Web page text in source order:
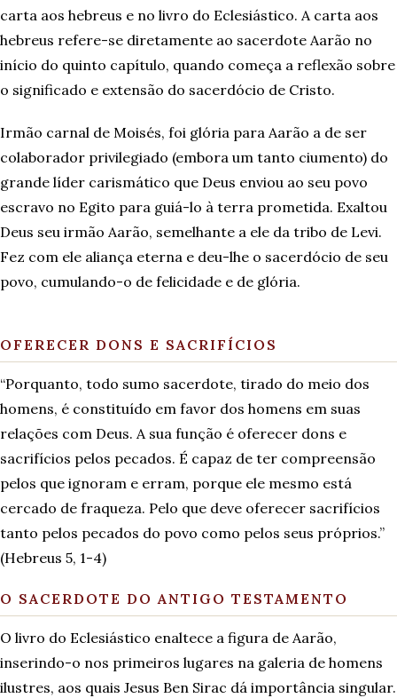
carta aos hebreus e no livro do Eclesiástico. A carta aos
hebreus refere-se diretamente ao sacerdote Aarão no
início do quinto capítulo, quando começa a reflexão sobre
o significado e extensão do sacerdócio de Cristo.
Irmão carnal de Moisés, foi glória para Aarão a de ser
colaborador privilegiado (embora um tanto ciumento) do
grande líder carismático que Deus enviou ao seu povo
escravo no Egito para guiá-lo à terra prometida. Exaltou
Deus seu irmão Aarão, semelhante a ele da tribo de Levi.
Fez com ele aliança eterna e deu-lhe o sacerdócio de seu
povo, cumulando-o de felicidade e de glória.
OFERECER DONS E SACRIFÍCIOS
“Porquanto, todo sumo sacerdote, tirado do meio dos
homens, é constituído em favor dos homens em suas
relações com Deus. A sua função é oferecer dons e
sacrifícios pelos pecados. É capaz de ter compreensão
pelos que ignoram e erram, porque ele mesmo está
cercado de fraqueza. Pelo que deve oferecer sacrifícios
tanto pelos pecados do povo como pelos seus próprios.”
(Hebreus 5, 1-4)
O SACERDOTE DO ANTIGO TESTAMENTO
O livro do Eclesiástico enaltece a figura de Aarão,
inserindo-o nos primeiros lugares na galeria de homens
ilustres, aos quais Jesus Ben Sirac dá importância singular.